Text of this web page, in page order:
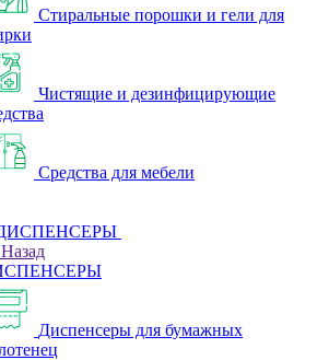
Стиральные порошки и гели для
Чистящие и дезинфицирующие
Средства для мебели
Назад
Диспенсеры для бумажных